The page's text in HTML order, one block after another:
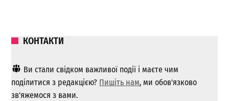
КОНТАКТИ
Ви стали свідком важливої ​​події і маєте чим
поділитися з редакцією? Пишіть нам, ми обов'язково
зв'яжемося з вами.